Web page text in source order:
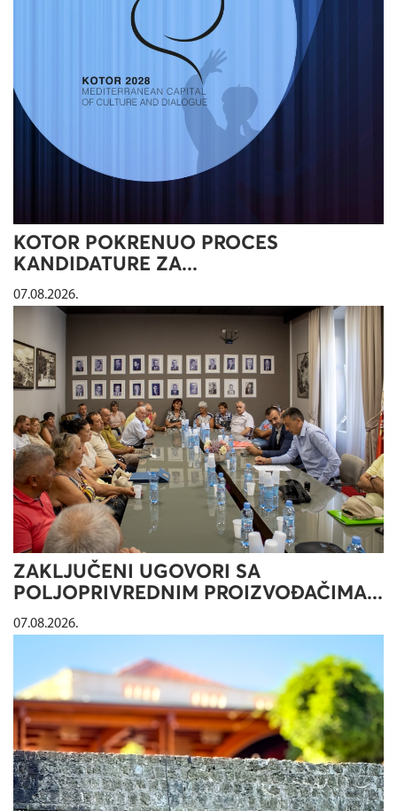
KOTOR POKRENUO PROCES
KANDIDATURE ZA...
07.08.2026.
ZAKLJUČENI UGOVORI SA
POLJOPRIVREDNIM PROIZVOĐAČIMA...
07.08.2026.